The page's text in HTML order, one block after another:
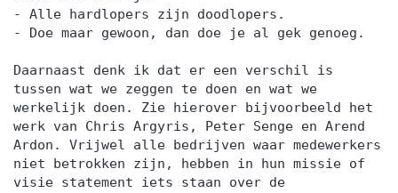
- Alle hardlopers zijn doodlopers.
- Doe maar gewoon, dan doe je al gek genoeg.
Daarnaast denk ik dat er een verschil is
tussen wat we zeggen te doen en wat we
werkelijk doen. Zie hierover bijvoorbeeld het
werk van Chris Argyris, Peter Senge en Arend
Ardon. Vrijwel alle bedrijven waar medewerkers
niet betrokken zijn, hebben in hun missie of
visie statement iets staan over de